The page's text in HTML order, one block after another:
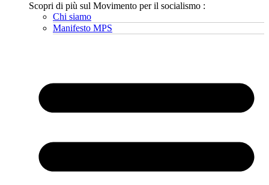
Scopri di più sul Movimento per il socialismo :
Chi siamo
Manifesto MPS